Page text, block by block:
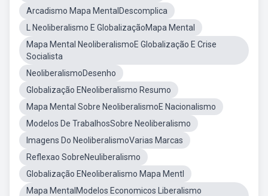
Arcadismo Mapa MentalDescomplica
L Neoliberalismo E GlobalizaçãoMapa Mental
Mapa Mental NeoliberalismoE Globalização E Crise
Socialista
NeoliberalismoDesenho
Globalização ENeoliberalismo Resumo
Mapa Mental Sobre NeoliberalismoE Nacionalismo
Modelos De TrabalhosSobre Neoliberalismo
Imagens Do NeoliberalismoVarias Marcas
Reflexao SobreNeuliberalismo
Globalização ENeoliberalismo Mapa Mentl
Mapa MentalModelos Economicos Liberalismo